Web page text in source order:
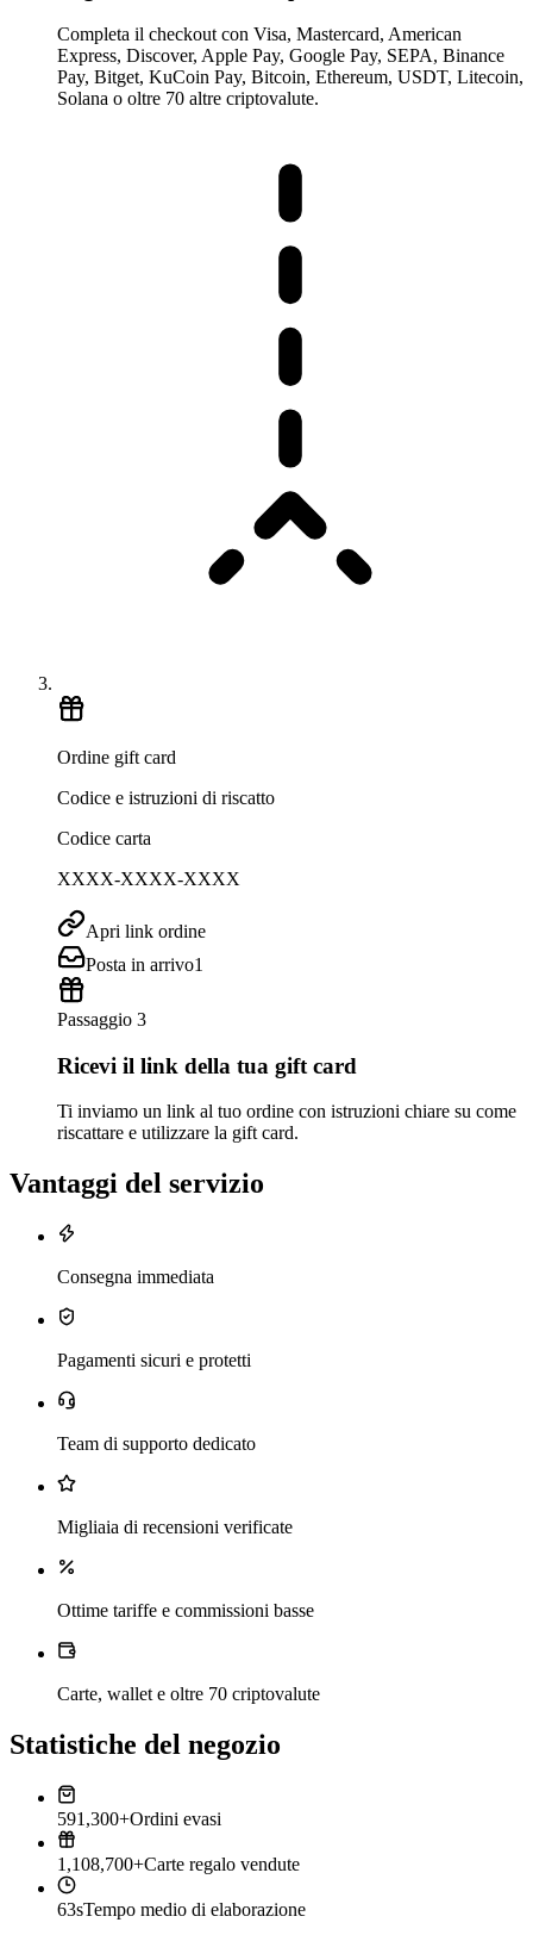
Completa il checkout con Visa, Mastercard, American
Express, Discover, Apple Pay, Google Pay, SEPA, Binance
Pay, Bitget, KuCoin Pay, Bitcoin, Ethereum, USDT, Litecoin,
Solana o oltre 70 altre criptovalute.
Ordine gift card
Codice e istruzioni di riscatto
Codice carta
XXXX-XXXX-XXXX
Apri link ordine
Posta in arrivo1
Passaggio 3
Ricevi il link della tua gift card
Ti inviamo un link al tuo ordine con istruzioni chiare su come
riscattare e utilizzare la gift card.
Vantaggi del servizio
Consegna immediata
Pagamenti sicuri e protetti
Team di supporto dedicato
Migliaia di recensioni verificate
Ottime tariffe e commissioni basse
Carte, wallet e oltre 70 criptovalute
Statistiche del negozio
591,300+Ordini evasi
1,108,700+Carte regalo vendute
63sTempo medio di elaborazione